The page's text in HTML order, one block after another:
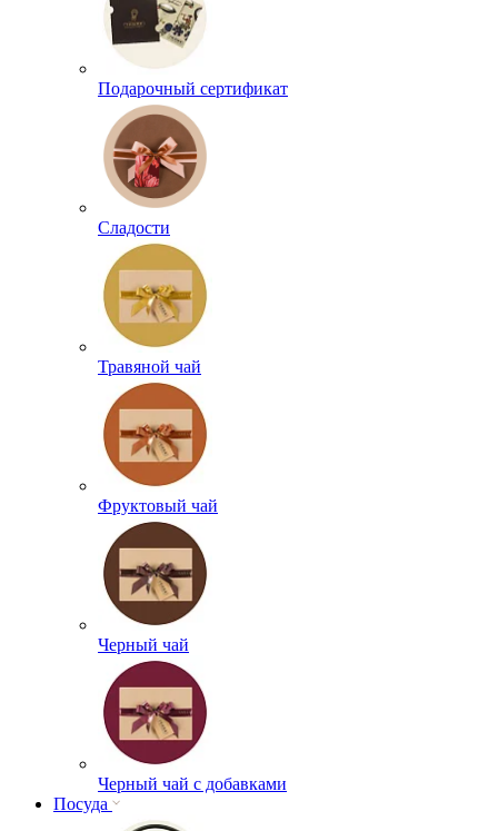
Подарочный сертификат
Сладости
Травяной чай
Фруктовый чай
Черный чай
Черный чай с добавками
Посуда